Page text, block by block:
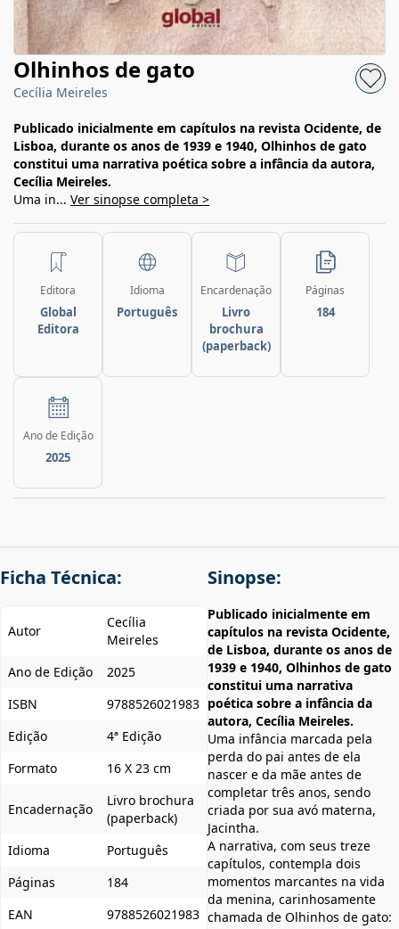
Olhinhos de gato
Cecília Meireles
Publicado inicialmente em capítulos na revista Ocidente, de
Lisboa, durante os anos de 1939 e 1940, Olhinhos de gato
constitui uma narrativa poética sobre a infância da autora,
Cecília Meireles.
Uma in... Ver sinopse completa >
Editora
Global
Editora
Idioma
Português
Encardenação
Livro
brochura
(paperback)
Páginas
184
Ano de Edição
2025
Ficha Técnica:
Autor
Cecília
Meireles
Ano de Edição
2025
ISBN
9788526021983
Edição
4ª Edição
Formato
16 X 23 cm
Encadernação
Livro brochura
(paperback)
Idioma
Português
Páginas
184
EAN
9788526021983
Sinopse:
Publicado inicialmente em
capítulos na revista Ocidente,
de Lisboa, durante os anos de
1939 e 1940, Olhinhos de gato
constitui uma narrativa
poética sobre a infância da
autora, Cecília Meireles.
Uma infância marcada pela
perda do pai antes de ela
nascer e da mãe antes de
completar três anos, sendo
criada por sua avó materna,
Jacintha.
A narrativa, com seus treze
capítulos, contempla dois
momentos marcantes na vida
da menina, carinhosamente
chamada de Olhinhos de gato: